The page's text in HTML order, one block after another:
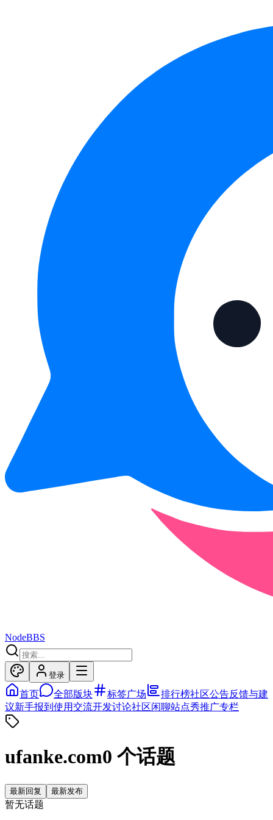
NodeBBS
登录
首页 全部版块 标签广场 排行榜社区公告反馈与建
议新手报到 使用交流开发讨论社区闲聊站点秀推广专栏
ufanke.com0 个话题
最新回复 最新发布
暂无话题